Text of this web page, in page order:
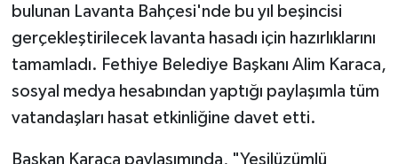
bulunan Lavanta Bahçesi'nde bu yıl beşincisi
gerçekleştirilecek lavanta hasadı için hazırlıklarını
tamamladı. Fethiye Belediye Başkanı Alim Karaca,
sosyal medya hesabından yaptığı paylaşımla tüm
vatandaşları hasat etkinliğine davet etti.
Başkan Karaca paylaşımında, "Yeşilüzümlü